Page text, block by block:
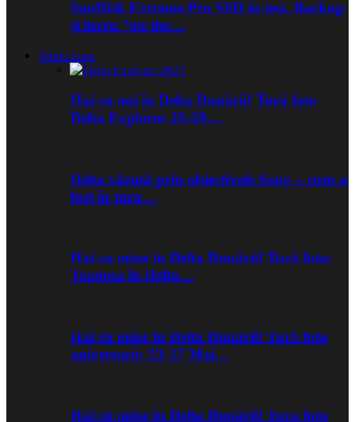
SanDisk Extreme Pro SSD în test. Backup
și lucru ”on the…
Workshops
Hai cu noi în Delta Dunării! Tură foto
Delta Explorer 25-28…
Delta văzută prin obiectivele Sony – cum a
fost în tura…
Hai cu mine în Delta Dunării! Tură foto:
Toamna în Delta…
Hai cu mine în Delta Dunării! Tură foto
aniversară: 23-27 Mai…
Hai cu mine în Delta Dunării! Tura foto